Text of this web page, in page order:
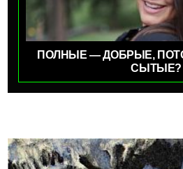
ПОЛНЫЕ — ДОБРЫЕ,
СЫТЫЕ?